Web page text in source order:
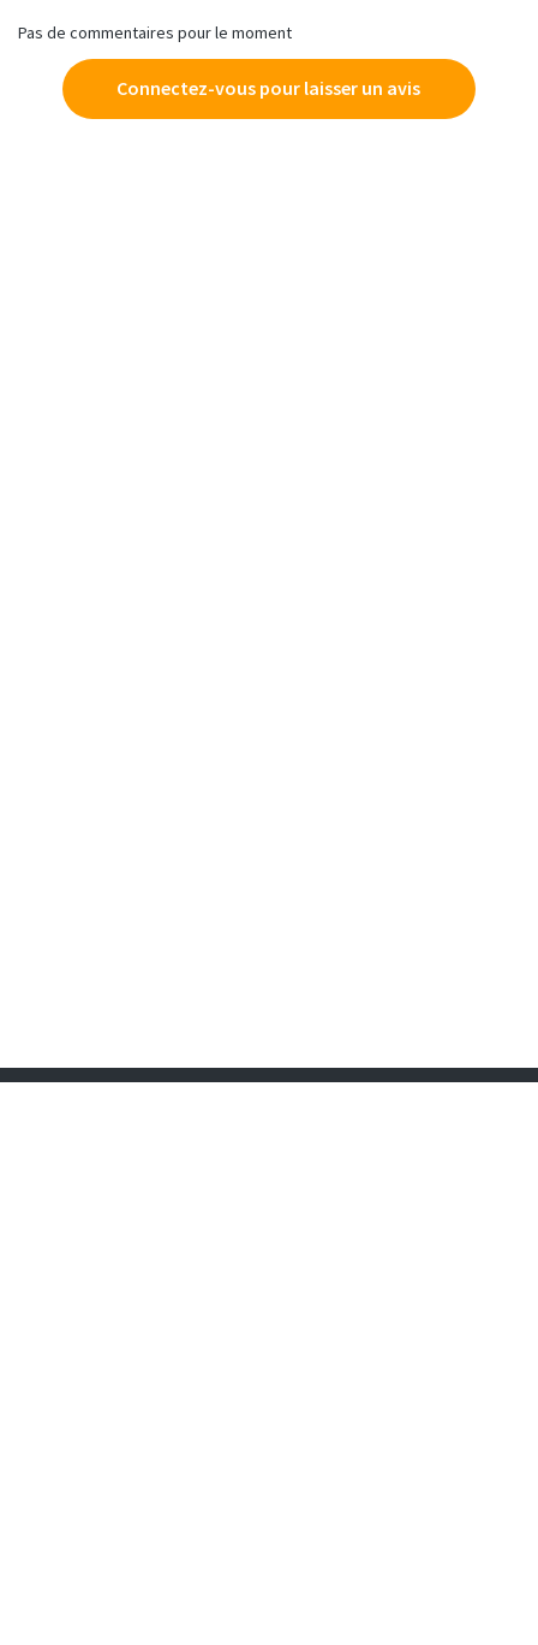
Pas de commentaires pour le moment
Connectez-vous pour laisser un avis